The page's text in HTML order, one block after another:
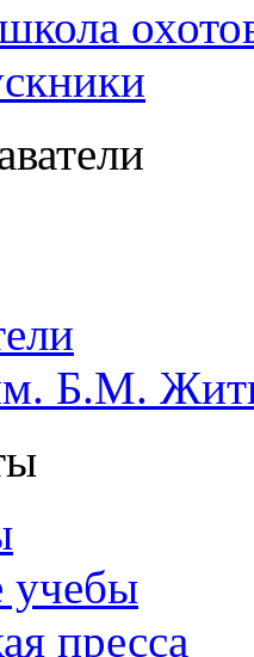
Б.М.
учебы
пресса